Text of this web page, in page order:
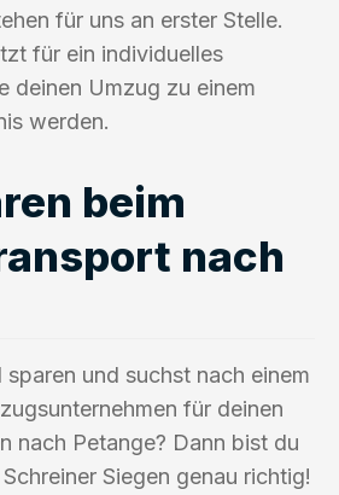
für uns an erster Stelle.
für ein individuelles
deinen Umzug zu einem
werden.
beim
nach
und suchst nach einem
für deinen
nach Petange? Dann bist du
Siegen genau richtig!